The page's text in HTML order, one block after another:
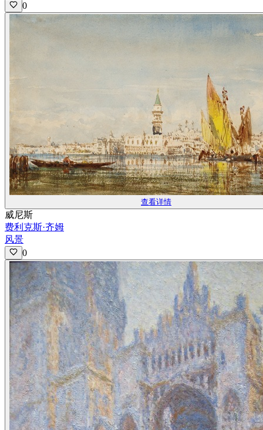
0
查看详情
威尼斯
费利克斯·齐姆
风景
0